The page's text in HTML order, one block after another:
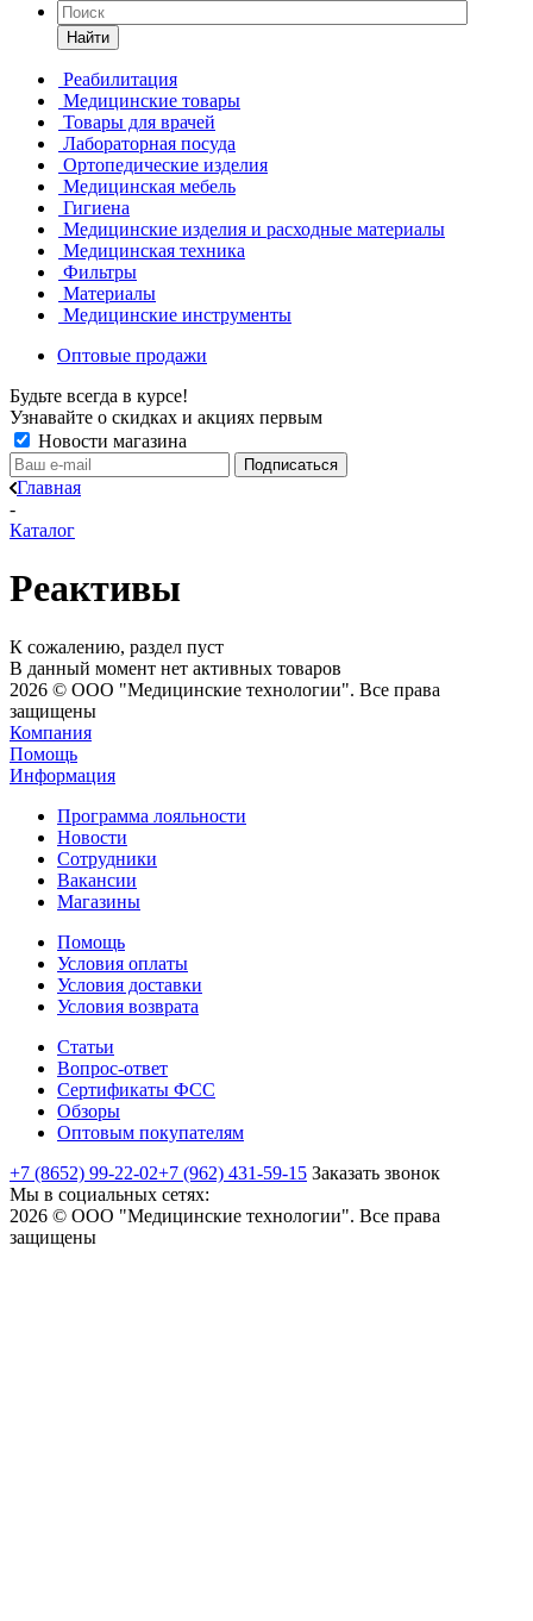
Найти
Реабилитация
Медицинские товары
Товары для врачей
Лабораторная посуда
Ортопедические изделия
Медицинская мебель
Гигиена
Медицинские изделия и расходные материалы
Медицинская техника
Фильтры
Материалы
Медицинские инструменты
Оптовые продажи
Будьте всегда в курсе!
Узнавайте о скидках и акциях первым
Новости магазина
Главная
-
Каталог
Реактивы
К сожалению, раздел пуст
В данный момент нет активных товаров
2026 © ООО "Медицинские технологии". Все права
защищены
Компания
Помощь
Информация
Программа лояльности
Новости
Сотрудники
Вакансии
Магазины
Помощь
Условия оплаты
Условия доставки
Условия возврата
Статьи
Вопрос-ответ
Сертификаты ФСС
Обзоры
Оптовым покупателям
+7 (8652) 99-22-02+7 (962) 431-59-15 Заказать звонок
Мы в социальных сетях:
2026 © ООО "Медицинские технологии". Все права
защищены